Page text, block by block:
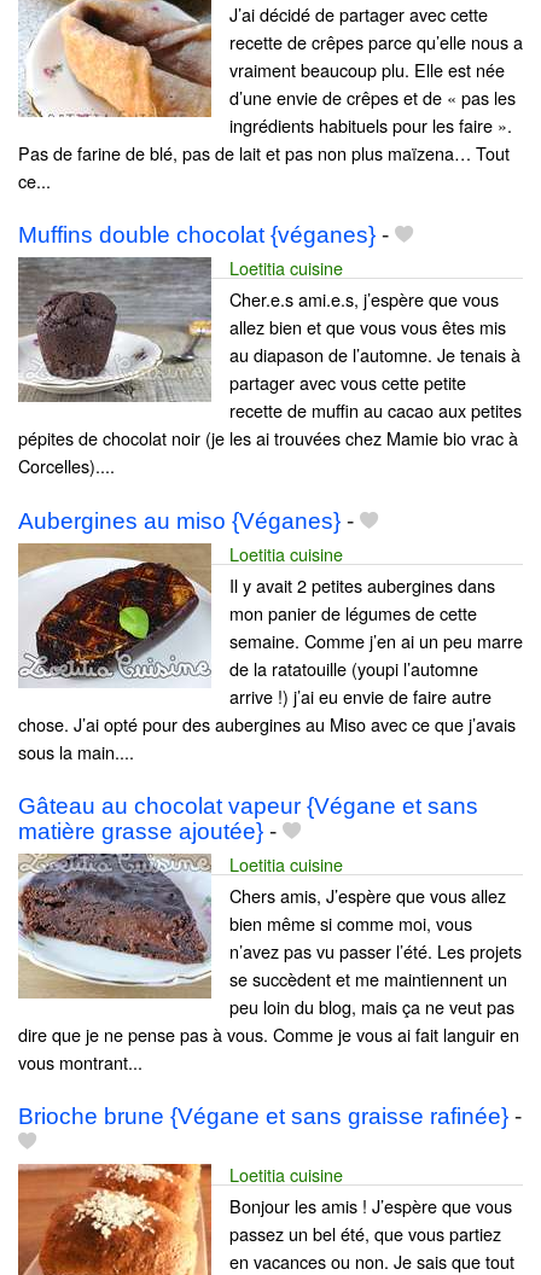
J’ai décidé de partager avec cette
recette de crêpes parce qu’elle nous a
vraiment beaucoup plu. Elle est née
d’une envie de crêpes et de « pas les
ingrédients habituels pour les faire ».
Pas de farine de blé, pas de lait et pas non plus maïzena… Tout
ce...
Muffins double chocolat {véganes} -
Loetitia cuisine
Cher.e.s ami.e.s, j’espère que vous
allez bien et que vous vous êtes mis
au diapason de l’automne. Je tenais à
partager avec vous cette petite
recette de muffin au cacao aux petites
pépites de chocolat noir (je les ai trouvées chez Mamie bio vrac à
Corcelles)....
Aubergines au miso {Véganes} -
Loetitia cuisine
Il y avait 2 petites aubergines dans
mon panier de légumes de cette
semaine. Comme j’en ai un peu marre
de la ratatouille (youpi l’automne
arrive !) j’ai eu envie de faire autre
chose. J’ai opté pour des aubergines au Miso avec ce que j’avais
sous la main....
Gâteau au chocolat vapeur {Végane et sans
matière grasse ajoutée} -
Loetitia cuisine
Chers amis, J’espère que vous allez
bien même si comme moi, vous
n’avez pas vu passer l’été. Les projets
se succèdent et me maintiennent un
peu loin du blog, mais ça ne veut pas
dire que je ne pense pas à vous. Comme je vous ai fait languir en
vous montrant...
Brioche brune {Végane et sans graisse rafinée} -
Loetitia cuisine
Bonjour les amis ! J’espère que vous
passez un bel été, que vous partiez
en vacances ou non. Je sais que tout